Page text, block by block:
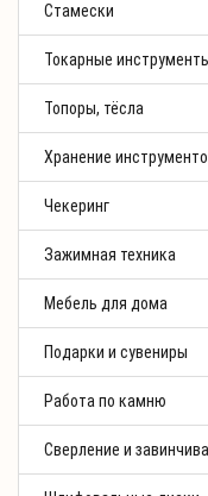
Стамески
Токарные
Топоры, тёсла
Хранение
Чекеринг
Зажимная техника
Мебель для дома
Подарки и сувениры
Работа по камню
Сверление и